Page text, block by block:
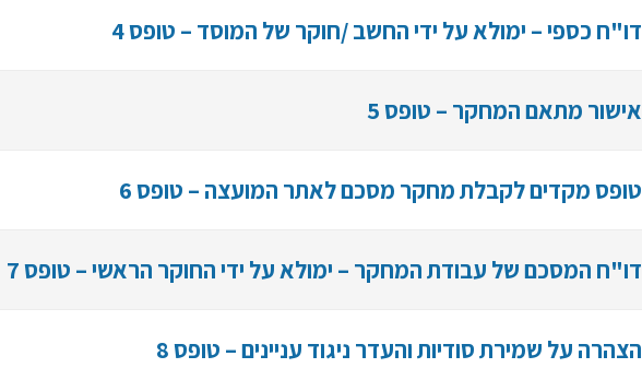
דו"ח כספי – ימולא על ידי החשב /חוקר של המוסד – טופס 4
אישור מתאם המחקר – טופס 5
טופס מקדים לקבלת מחקר מסכם לאתר המועצה – טופס 6
דו"ח המסכם של עבודת המחקר – ימולא על ידי החוקר הראשי – טופס 7
הצהרה על שמירת סודיות והעדר ניגוד עניינים – טופס 8